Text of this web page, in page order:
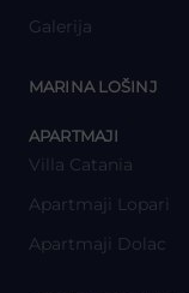
Galerija
MARINA LOŠINJ
APARTMAJI
Villa Catania
Apartmaji Lopari
Apartmaji Dolac